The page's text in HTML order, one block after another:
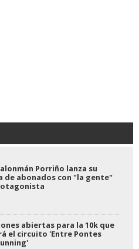
Porriño lanza su
de abonados con "la gente"
abiertas para la 10k que
el circuito 'Entre Pontes